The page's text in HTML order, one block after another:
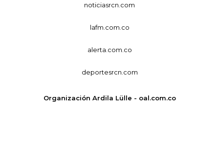
noticiasrcn.com
lafm.com.co
alerta.com.co
deportesrcn.com
Organización Ardila Lülle - oal.com.co